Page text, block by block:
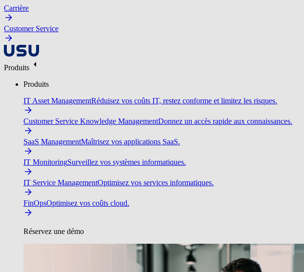
Carrière
Customer Service
Produits
Produits
IT Asset ManagementRéduisez vos coûts IT, restez conforme et limitez les risques.
Customer Service Knowledge ManagementDonnez un accès rapide aux connaissances.
SaaS ManagementMaîtrisez vos applications SaaS.
IT MonitoringSurveillez vos systèmes informatiques.
IT Service ManagementOptimisez vos services informatiques.
FinOpsOptimisez vos coûts cloud.
Réservez une démo